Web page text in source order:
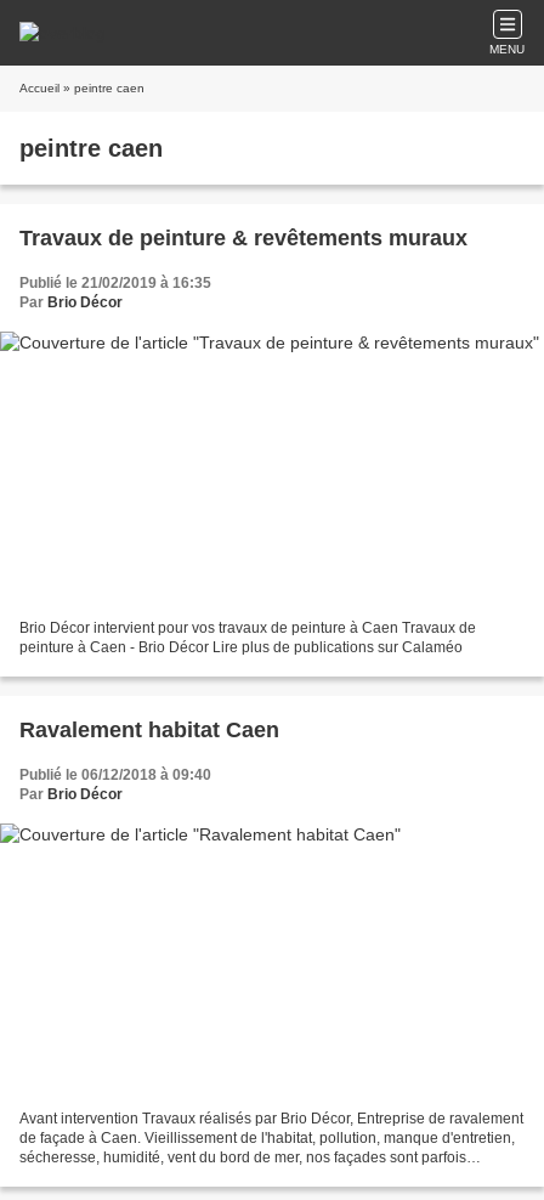
MENU
Accueil » peintre caen
peintre caen
Travaux de peinture & revêtements muraux
Publié le 21/02/2019 à 16:35
Par Brio Décor
Brio Décor intervient pour vos travaux de peinture à Caen Travaux de
peinture à Caen - Brio Décor Lire plus de publications sur Calaméo
Ravalement habitat Caen
Publié le 06/12/2018 à 09:40
Par Brio Décor
Avant intervention Travaux réalisés par Brio Décor, Entreprise de ravalement
de façade à Caen. Vieillissement de l'habitat, pollution, manque d'entretien,
sécheresse, humidité, vent du bord de mer, nos façades sont parfois